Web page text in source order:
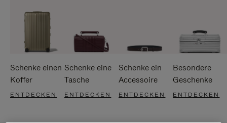
Schenke einen
Koffer
ENTDECKEN
Schenke eine
Tasche
ENTDECKEN
Schenke ein
Accessoire
ENTDECKEN
Besondere
Geschenke
ENTDECKEN